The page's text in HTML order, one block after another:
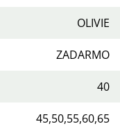
OLIVIE
ZADARMO
40
45,50,55,60,65